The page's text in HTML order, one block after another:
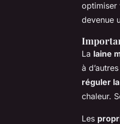
optimiser
devenue
La laine
à
réguler
chaleur.
Les